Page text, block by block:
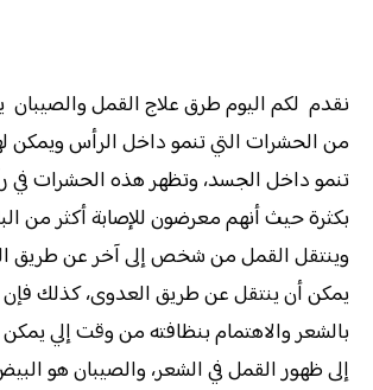
نقدم لكم اليوم طرق علاج القمل والصيبان
من الحشرات التي تنمو داخل الرأس ويمكن
تنمو داخل الجسد، وتظهر هذه الحشرات في
بكثرة حيث أنهم معرضون للإصابة أكثر من
وينتقل القمل من شخص إلى آخر عن طريق
يمكن أن ينتقل عن طريق العدوى، كذلك فإن
بالشعر والاهتمام بنظافته من وقت إلي
إلى ظهور القمل في الشعر، والصيبان هو